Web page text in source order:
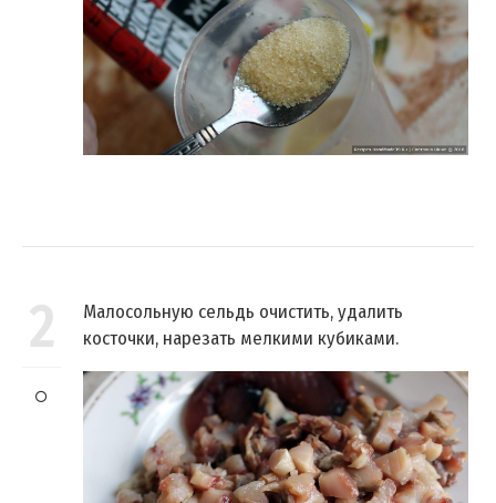
2
Малосольную сельдь очистить, удалить
косточки, нарезать мелкими кубиками.